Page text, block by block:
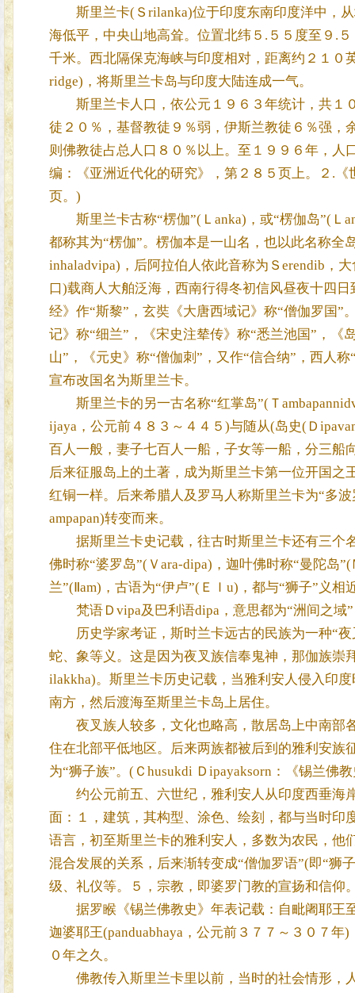
斯里兰卡(Ｓrilanka)位于印度东南印度洋中，从
海低平，中央山地高耸。位置北纬５.５５度至９.
千米。西北隔保克海峡与印度相对，距离约２１０
ridge)，将斯里兰卡岛与印度大陆连成一气。
斯里兰卡人口，依公元１９６３年统计，共１
徒２０％，基督教徒９％弱，伊斯兰教徒６％强，
则佛教徒占总人口８０％以上。至１９９６年，
编：《亚洲近代化的研究》，第２８５页上。２.
页。)
斯里兰卡古称“楞伽”(Ｌanka)，或“楞伽岛”(Ｌ
都称其为“楞伽”。楞伽本是一山名，也以此名称全
inhaladvipa)，后阿拉伯人依此音称为Ｓerendib，
口)载商人大舶泛海，西南行得冬初信风昼夜十四
经》作“斯黎”，玄奘《大唐西域记》称“僧伽罗国”
记》称“细兰”，《宋史注辇传》称“悉兰池国”，
山”，《元史》称“僧伽刺”，又作“信合纳”，西人
宣布改国名为斯里兰卡。
斯里兰卡的另一古名称“红掌岛”(Ｔ
ijaya，公元前４８３～４４５)与随从(岛史(Ｄ
百人一般，妻子七百人一船，子女等一船，分三船
后来征服岛上的土著，成为斯里兰卡第一位开国
红铜一样。后来希腊人及罗马人称斯里兰卡为“多
ampapan)转变而来。
据斯里兰卡史记载，往古时斯里兰卡还有三个
佛时称“婆罗岛”(Ｖara-dipa)，迦叶佛时称“曼陀岛
兰”(Ⅱam)，古语为“伊卢”(ＥＩu)，都与“狮子”义
梵语Ｄvipa及巴利语dipa，意思都为“洲间之域”
历史学家考证，斯时兰卡远古的民族为一种“夜
蛇、象等义。这是因为夜叉族信奉鬼神，那伽族崇
ilakkha)。斯里兰卡历史记载，当雅利安人侵入印
南方，然后渡海至斯里兰卡岛上居住。
夜叉族人较多，文化也略高，散居岛上中南部
住在北部平低地区。后来两族都被后到的雅利安族
为“狮子族”。(Ｃhusukdi Ｄipayaksorn：《锡兰佛
约公元前五、六世纪，雅利安人从印度西垂海
面：１，建筑，其构型、涂色、绘刻，都与当时印
语言，初至斯里兰卡的雅利安人，多数为农民，他
混合发展的关系，后来渐转变成“僧伽罗语”(即“狮
级、礼仪等。５，宗教，即婆罗门教的宣扬和信仰
据罗睺《锡兰佛教史》年表记载：自毗阇耶王
迦婆耶王(panduabhaya，公元前３７７～３０７
０年之久。
佛教传入斯里兰卡里以前，当时的社会情形，